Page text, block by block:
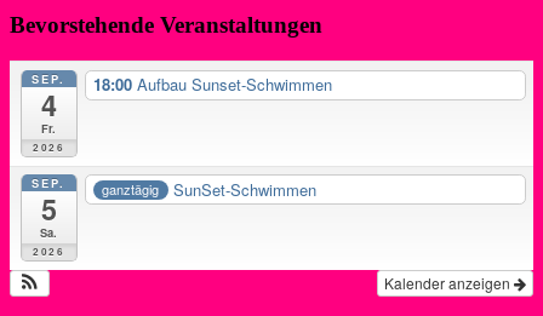
Bevorstehende Veranstaltungen
SEP.
4
Fr.
2026
18:00 Aufbau Sunset-Schwimmen
SEP.
5
Sa.
2026
ganztägig SunSet-Schwimmen
Kalender anzeigen